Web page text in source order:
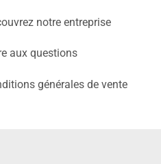
notre entreprise
aux questions
générales de vente